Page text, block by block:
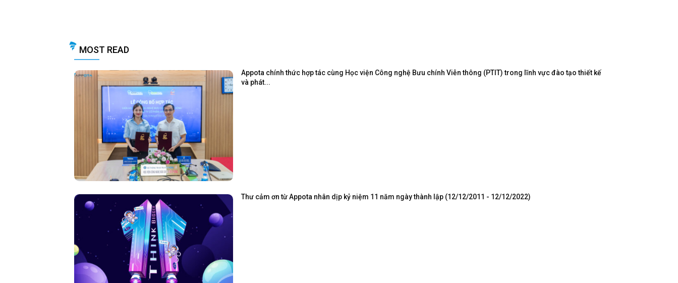
MOST READ
Appota chính thức hợp tác cùng Học viện Công nghệ Bưu chính Viễn thông (PTIT) trong lĩnh vực đào tạo thiết kế
và phát...
Thư cảm ơn từ Appota nhân dịp kỷ niệm 11 năm ngày thành lập (12/12/2011 - 12/12/2022)